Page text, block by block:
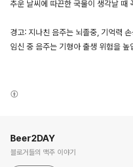
추운 날씨에 따끈한 국물이 생각날 때
경고: 지나친 음주는 뇌졸중, 기억력
임신 중 음주는 기형아 출생 위험을 높
Beer2DAY
블로거들의 맥주 이야기